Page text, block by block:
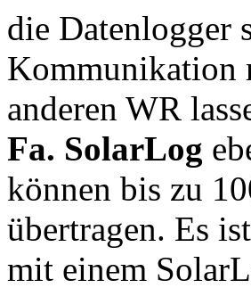
die Datenlogger
Kommunikation
anderen WR
Fa. SolarLog
können bis zu
übertragen. Es
mit einem